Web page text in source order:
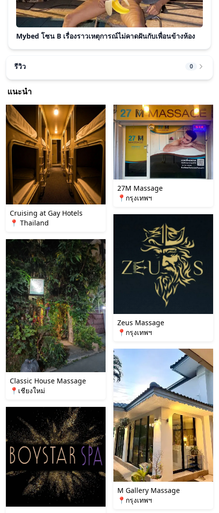
Mybed โซน B เรื่องราวเหตุการณ์ไม่คาดฝันกับเพื่อนข้างห้อง
รีวิว 0
แนะนำ
Cruising at Gay Hotels
📍 Thailand
Classic House Massage
📍เชียงใหม่
27M Massage
📍กรุงเทพฯ
Zeus Massage
📍กรุงเทพฯ
M Gallery Massage
📍กรุงเทพฯ